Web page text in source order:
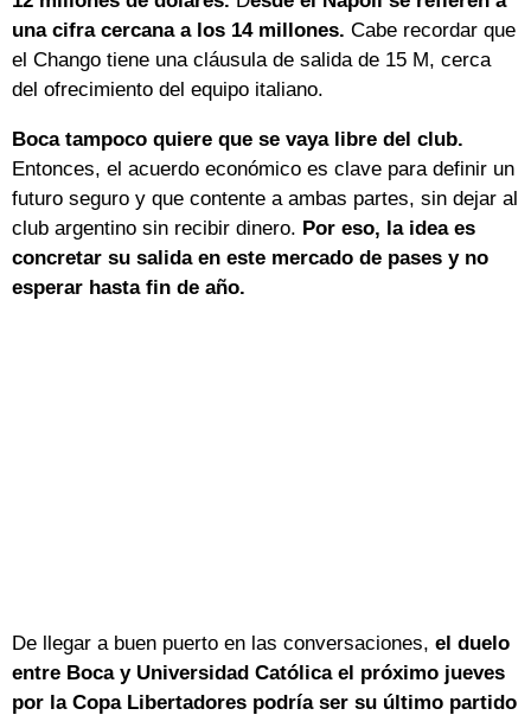
una cifra cercana a los 14 millones. Cabe recordar que
el Chango tiene una cláusula de salida de 15 M, cerca
del ofrecimiento del equipo italiano.
Boca tampoco quiere que se vaya libre del club.
Entonces, el acuerdo económico es clave para definir un
futuro seguro y que contente a ambas partes, sin dejar al
club argentino sin recibir dinero. Por eso, la idea es
concretar su salida en este mercado de pases y no
esperar hasta fin de año.
De llegar a buen puerto en las conversaciones, el duelo
entre Boca y Universidad Católica el próximo jueves
por la Copa Libertadores podría ser su último partido